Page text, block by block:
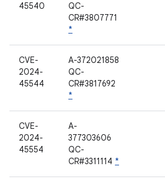
45540
QC-
CR#3807771
*
CVE-
2024-
45544
A-372021858
QC-
CR#3817692
*
CVE-
2024-
45554
A-
377303606
QC-
CR#3311114 *